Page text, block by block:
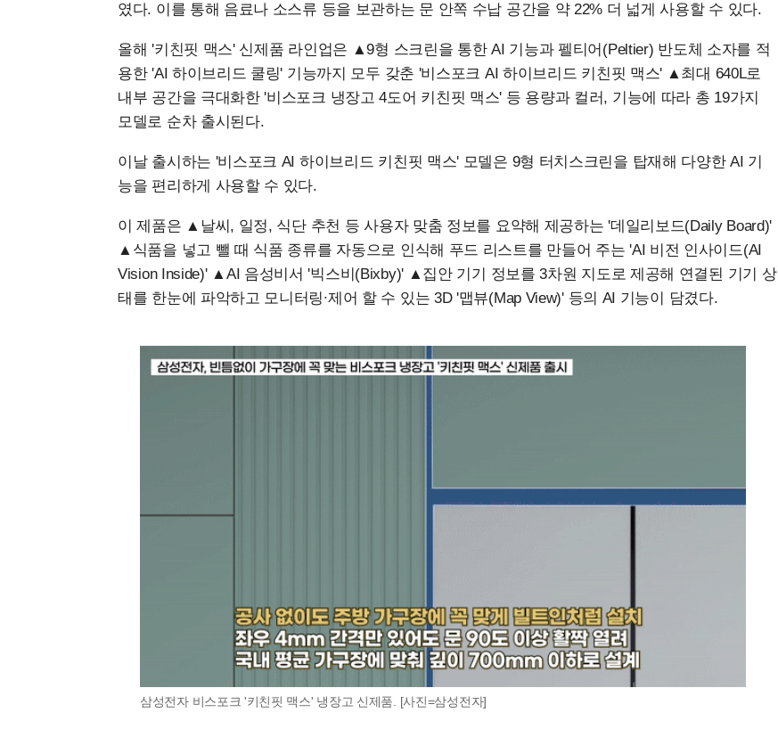
였다. 이를 통해 음료나 소스류 등을 보관하는 문 안쪽 수납 공간을 약 22% 더 넓게 사용할 수 있다.
올해 '키친핏 맥스' 신제품 라인업은 ▲9형 스크린을 통한 AI 기능과 펠티어(Peltier) 반도체 소자를 적
용한 'AI 하이브리드 쿨링' 기능까지 모두 갖춘 '비스포크 AI 하이브리드 키친핏 맥스' ▲최대 640L로
내부 공간을 극대화한 '비스포크 냉장고 4도어 키친핏 맥스' 등 용량과 컬러, 기능에 따라 총 19가지
모델로 순차 출시된다.
이날 출시하는 '비스포크 AI 하이브리드 키친핏 맥스' 모델은 9형 터치스크린을 탑재해 다양한 AI 기
능을 편리하게 사용할 수 있다.
이 제품은 ▲날씨, 일정, 식단 추천 등 사용자 맞춤 정보를 요약해 제공하는 '데일리보드(Daily Board)'
▲식품을 넣고 뺄 때 식품 종류를 자동으로 인식해 푸드 리스트를 만들어 주는 'AI 비전 인사이드(AI
Vision Inside)' ▲AI 음성비서 '빅스비(Bixby)' ▲집안 기기 정보를 3차원 지도로 제공해 연결된 기기 상
태를 한눈에 파악하고 모니터링∙제어 할 수 있는 3D '맵뷰(Map View)' 등의 AI 기능이 담겼다.
삼성전자 비스포크 '키친핏 맥스' 냉장고 신제품. [사진=삼성전자]